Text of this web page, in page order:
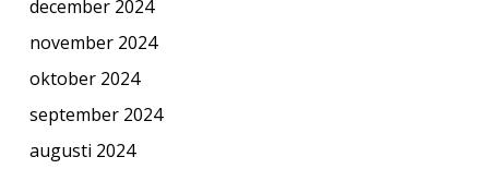
december 2024
november 2024
oktober 2024
september 2024
augusti 2024